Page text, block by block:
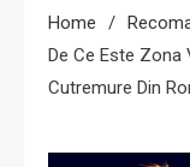
Home
De Ce Este Zona
Cutremure Din